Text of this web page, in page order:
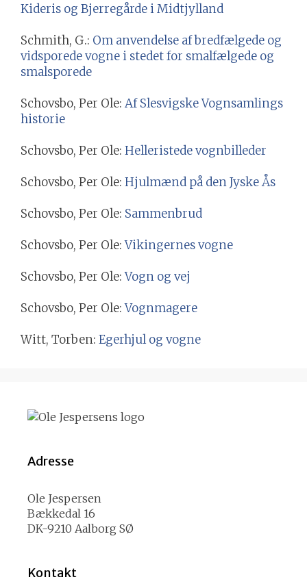
Kideris og Bjerregårde i Midtjylland
Schmith, G.: Om anvendelse af bredfælgede og
vidsporede vogne i stedet for smalfælgede og
smalsporede
Schovsbo, Per Ole: Af Slesvigske Vognsamlings
historie
Schovsbo, Per Ole: Helleristede vognbilleder
Schovsbo, Per Ole: Hjulmænd på den Jyske Ås
Schovsbo, Per Ole: Sammenbrud
Schovsbo, Per Ole:Vikingernes vogne
Schovsbo, Per Ole:Vogn og vej
Schovsbo, Per Ole:Vognmagere
Witt, Torben: Egerhjul og vogne
Adresse
Ole Jespersen
Bækkedal 16
DK-9210 Aalborg SØ
Kontakt